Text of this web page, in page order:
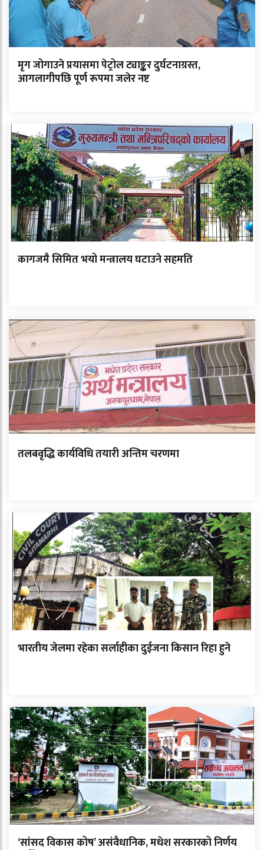
मृग जोगाउने प्रयासमा पेट्रोल ट्याङ्कर दुर्घटनाग्रस्त,
आगलागीपछि पूर्ण रूपमा जलेर नष्ट
कागजमै सिमित भयो मन्त्रालय घटाउने सहमति
तलबवृद्धि कार्यविधि तयारी अन्तिम चरणमा
भारतीय जेलमा रहेका सर्लाहीका दुईजना किसान रिहा हुने
‘सांसद विकास कोष’ असंवैधानिक, मधेश सरकारको निर्णय